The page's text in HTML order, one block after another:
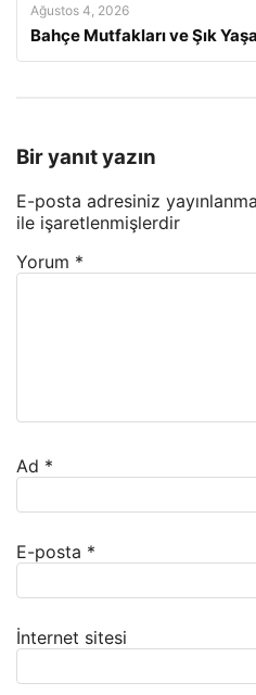
Ağustos 4, 2026
Bahçe Mutfakları ve Şık
Bir yanıt yazın
E-posta adresiniz
ile işaretlenmişlerdir
Yorum *
Ad *
E-posta *
İnternet sitesi